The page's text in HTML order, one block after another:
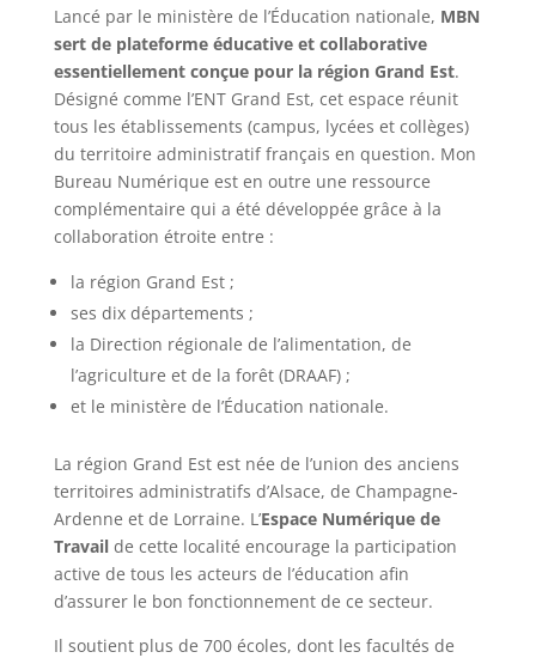
Lancé par le ministère de l’Éducation nationale, MBN
sert de plateforme éducative et collaborative
essentiellement conçue pour la région Grand Est.
Désigné comme l’ENT Grand Est, cet espace réunit
tous les établissements (campus, lycées et collèges)
du territoire administratif français en question. Mon
Bureau Numérique est en outre une ressource
complémentaire qui a été développée grâce à la
collaboration étroite entre :
la région Grand Est ;
ses dix départements ;
la Direction régionale de l’alimentation, de
l’agriculture et de la forêt (DRAAF) ;
et le ministère de l’Éducation nationale.
La région Grand Est est née de l’union des anciens
territoires administratifs d’Alsace, de Champagne-
Ardenne et de Lorraine. L’Espace Numérique de
Travailde cette localité encourage la participation
active de tous les acteurs de l’éducation afin
d’assurer le bon fonctionnement de ce secteur.
Il soutient plus de 700 écoles, dont les facultés de